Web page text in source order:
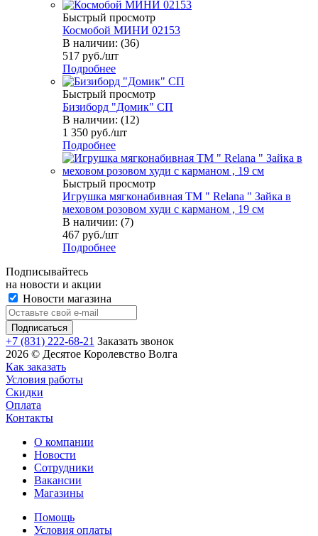
Быстрый просмотр
Космобой МИНИ 02153
В наличии: (36)
517 руб./шт
Подробнее
Быстрый просмотр
Бизиборд "Домик" СП
В наличии: (12)
1 350 руб./шт
Подробнее
Быстрый просмотр
Игрушка мягконабивная TM " Relana " Зайка в
меховом розовом худи с карманом , 19 см
В наличии: (7)
467 руб./шт
Подробнее
Подписывайтесь
на новости и акции
Новости магазина
+7 (831) 222-68-21 Заказать звонок
2026 © Десятое Королевство Волга
Как заказать
Условия работы
Скидки
Оплата
Контакты
О компании
Новости
Сотрудники
Вакансии
Магазины
Помощь
Условия оплаты